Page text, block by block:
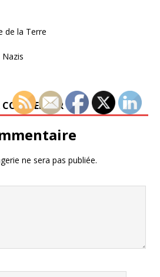
de la Terre
COMMENTER
ne sera pas publiée.